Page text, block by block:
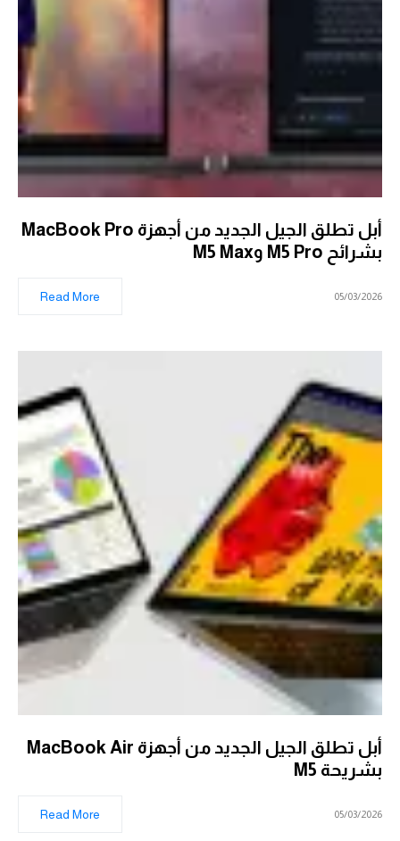
أبل تطلق الجيل الجديد من أجهزة MacBook Pro
بشرائح M5 Pro وM5 Max
05/03/2026
Read More
أبل تطلق الجيل الجديد من أجهزة MacBook Air
بشريحة M5
05/03/2026
Read More